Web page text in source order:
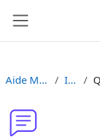
Aide Moodle - Moodle Hilfe Introduzione